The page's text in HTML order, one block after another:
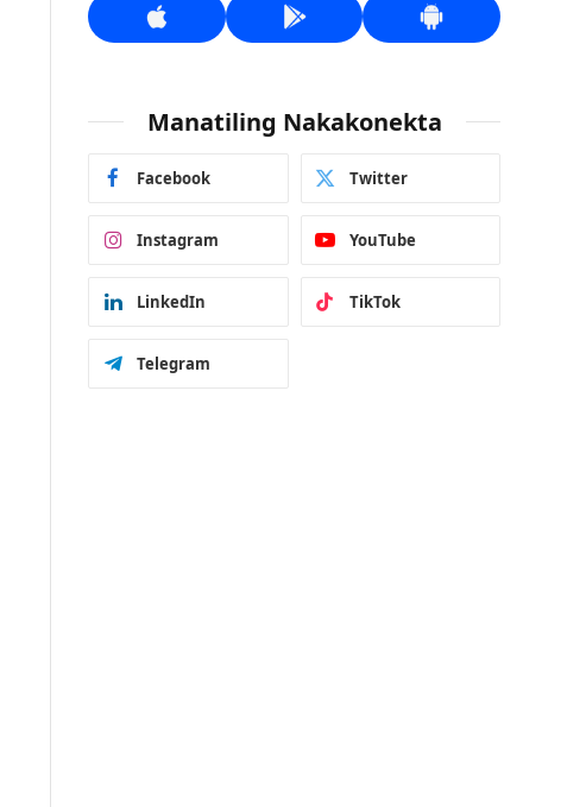
Manatiling Nakakonekta
Facebook Twitter
Instagram YouTube
LinkedIn TikTok
Telegram